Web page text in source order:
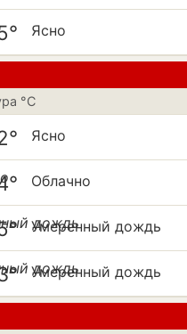
Ясно
°C
Ясно
Облачно
Умеренный дождь
Умеренный дождь